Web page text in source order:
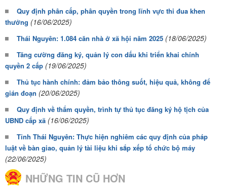
Quy định phân cấp, phân quyền trong lĩnh vực thi đua khen
thưởng (16/06/2025)
Thái Nguyên: 1.084 căn nhà ở xã hội năm 2025 (18/06/2025)
Tăng cường đăng ký, quản lý con dấu khi triển khai chính
quyền 2 cấp (19/06/2025)
Thủ tục hành chính: đảm bảo thông suốt, hiệu quả, không để
gián đoạn (20/06/2025)
Quy định về thẩm quyền, trình tự thủ tục đăng ký hộ tịch của
UBND cấp xã (16/06/2025)
Tỉnh Thái Nguyên: Thực hiện nghiêm các quy định của pháp
luật về bàn giao, quản lý tài liệu khi sắp xếp tổ chức bộ máy
(22/06/2025)
NHỮNG TIN CŨ HƠN